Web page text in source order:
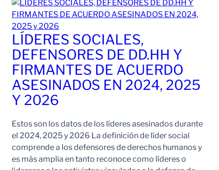
LÍDERES SOCIALES,
DEFENSORES DE DD.HH Y
FIRMANTES DE ACUERDO
ASESINADOS EN 2024, 2025
Y 2026
Estos son los datos de los líderes asesinados durante
el 2024, 2025 y 2026 La definición de líder social
comprende a los defensores de derechos humanos y
es más amplia en tanto reconoce como líderes o